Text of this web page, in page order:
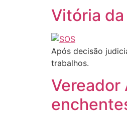
Vitória
Após decisão
trabalhos.
Vereador